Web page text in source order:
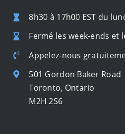
8h30 à 17h00 EST du
Fermé les week-ends et
Appelez-nous
501 Gordon Baker Road
Toronto, Ontario
M2H 2S6